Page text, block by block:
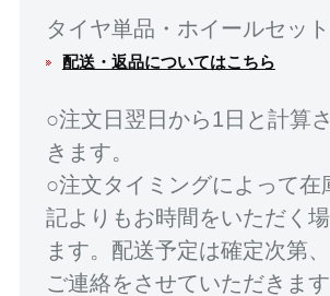
タイヤ単品・ホイールセッ
配送・返品についてはこちら
○注文日翌日から1日と計算
きます。
○注文タイミングによって在
記よりもお時間をいただく
ます。配送予定は確定次第
ご連絡をさせていただきます